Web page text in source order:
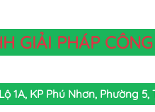
GIẢI PHÁP
1A, KP Phú Nhơn, Phường 5,